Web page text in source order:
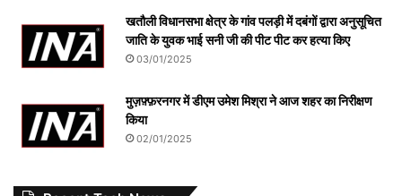
खतौली विधानसभा क्षेत्र के गांव पलड़ी में दबंगों द्वारा अनुसूचित
जाति के युवक भाई सनी जी की पीट पीट कर हत्या किए
03/01/2025
मुज़फ़्फ़रनगर में डीएम उमेश मिश्रा ने आज शहर का निरीक्षण
किया
02/01/2025